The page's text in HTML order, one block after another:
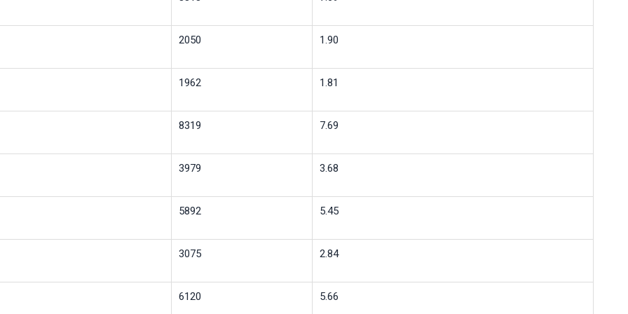
2050 1.90
1962 1.81
8319 7.69
3979 3.68
5892 5.45
3075 2.84
6120 5.66